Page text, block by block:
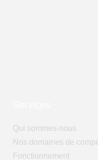
Qui sommes-nous
Nos domaines de
Fonctionnement